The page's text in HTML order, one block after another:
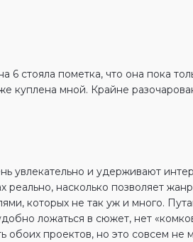
6 стояла пометка, что она пока
куплена мной. Крайне
увлекательно и удерживают
насколько позволяет
которых не так уж и много.
ложаться в сюжет, нет
обоих проектов, но это совсем не